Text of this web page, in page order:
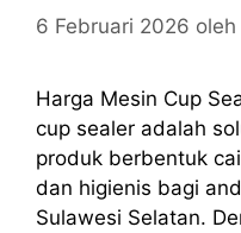
6 Februari 2026 oleh
Harga Mesin Cup
cup sealer adalah
produk berbentuk
dan higienis bagi
Sulawesi Selatan.